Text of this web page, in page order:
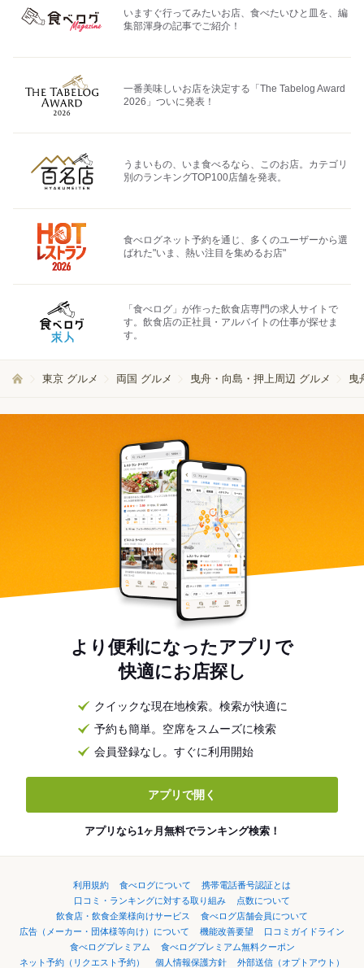
いますぐ行ってみたいお店、食べたいひと皿を、編
集部渾身の記事でご紹介！
一番美味しいお店を決定する「The Tabelog Award
2026」ついに発表！
うまいもの、いま食べるなら、このお店。カテゴリ
別のランキングTOP100店舗を発表。
食べログネット予約を通じ、多くのユーザーから選
ばれた"いま、熱い注目を集めるお店"
「食べログ」が作った飲食店専門の求人サイトで
す。飲食店の正社員・アルバイトの仕事が探せま
す。
東京 グルメ 両国 グルメ 曳舟・向島・押上周辺 グルメ 曳
より便利になったアプリで
快適にお店探し
クイックな現在地検索。検索が快適に
予約も簡単。空席をスムーズに検索
会員登録なし。すぐに利用開始
アプリで開く
アプリなら1ヶ月無料でランキング検索！
利用規約 食べログについて
携帯電話番号認証とは
口コミ・ランキングに対する取り組み
点数について
飲食店・飲食企業様向けサービス
食べログ店舗会員について
広告（メーカー・団体様等向け）について
機能改善要望
口コミガイドライン
食べログプレミアム
食べログプレミアム無料クーポン
ネット予約（リクエスト予約）
個人情報保護方針 外部送信（オプトアウト）